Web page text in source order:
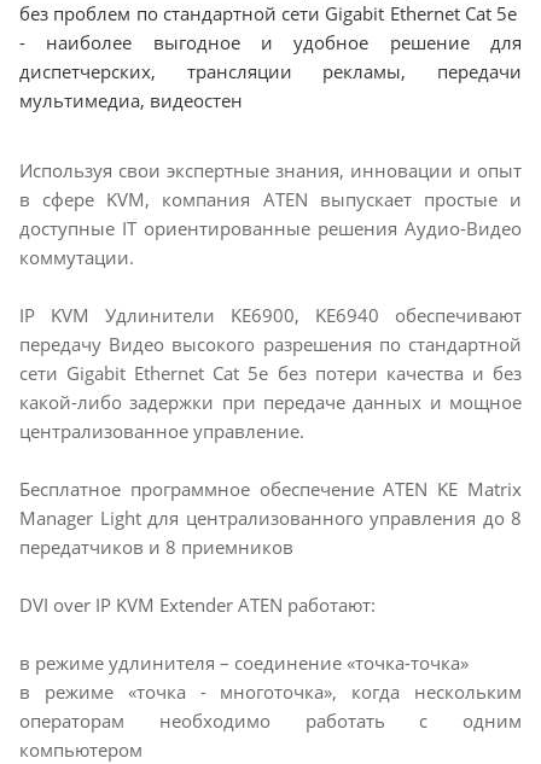
без проблем по стандартной сети Gigabit Ethernet Cat 5e
- наиболее выгодное и удобное решение для
диспетчерских, трансляции рекламы, передачи
мультимедиа, видеостен
Используя свои экспертные знания, инновации и опыт
в сфере KVM, компания ATEN выпускает простые и
доступные IT ориентированные решения Аудио-Видео
коммутации.
IP KVM Удлинители KE6900, KE6940 обеспечивают
передачу Видео высокого разрешения по стандартной
сети Gigabit Ethernet Cat 5e без потери качества и без
какой-либо задержки при передаче данных и мощное
централизованное управление.
Бесплатное программное обеспечение ATEN KE Matrix
Manager Light для централизованного управления до 8
передатчиков и 8 приемников
DVI over IP KVM Extender ATEN работают:
в режиме удлинителя – соединение «точка-точка»
в режиме «точка - многоточка», когда нескольким
операторам необходимо работать с одним
компьютером